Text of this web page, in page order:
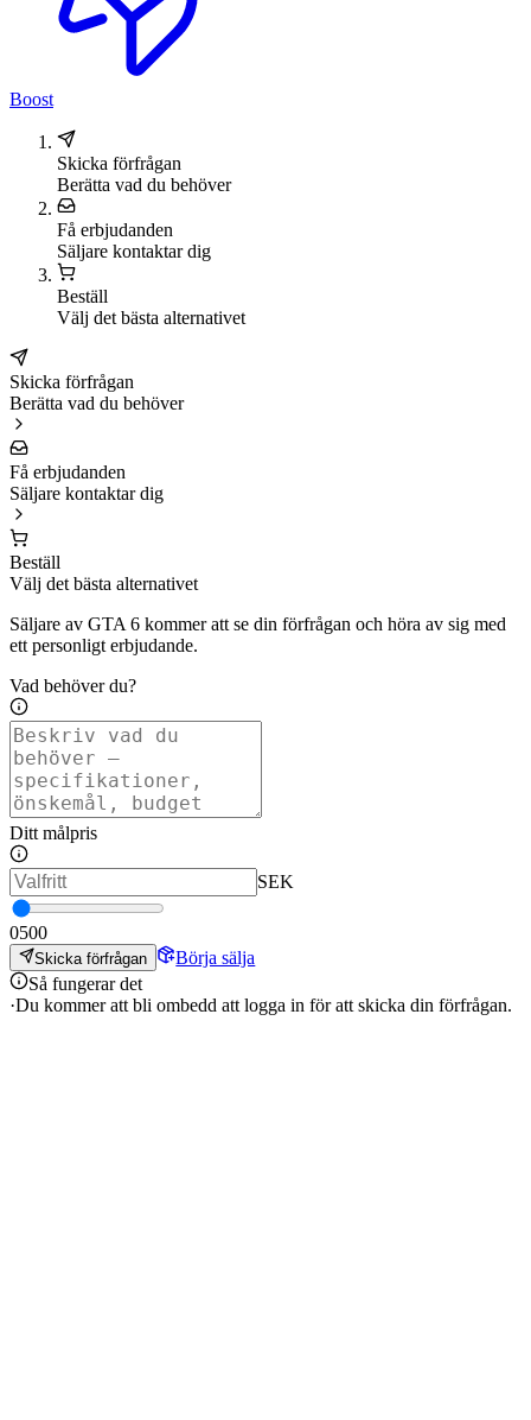
Boost
Skicka förfrågan
Berätta vad du behöver
Få erbjudanden
Säljare kontaktar dig
Beställ
Välj det bästa alternativet
Skicka förfrågan
Berätta vad du behöver
Få erbjudanden
Säljare kontaktar dig
Beställ
Välj det bästa alternativet
Säljare av GTA 6 kommer att se din förfrågan och höra av sig med
ett personligt erbjudande.
Vad behöver du?
Ditt målpris
SEK
0500
Skicka förfrågan
Börja sälja
Så fungerar det
·Du kommer att bli ombedd att logga in för att skicka din förfrågan.